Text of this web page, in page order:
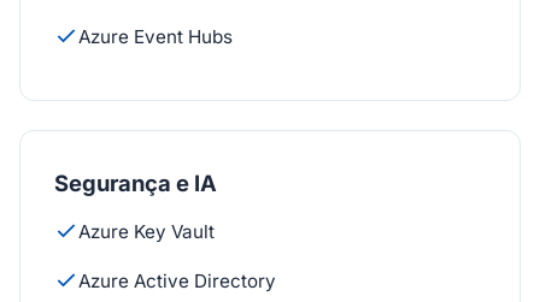
Azure Event Hubs
Segurança e IA
Azure Key Vault
Azure Active Directory